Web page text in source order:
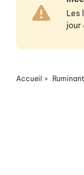
Les
jour
Accueil > Ruminant